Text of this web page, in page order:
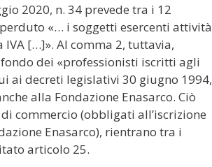
2020, n. 34 prevede tra i 12
«… i soggetti esercenti attività
[…]». Al comma 2, tuttavia,
dei «professionisti iscritti agli
ai decreti legislativi 30 giugno 1994,
alla Fondazione Enasarco. Ciò
commercio (obbligati all’iscrizione
Enasarco), rientrano tra i
articolo 25.